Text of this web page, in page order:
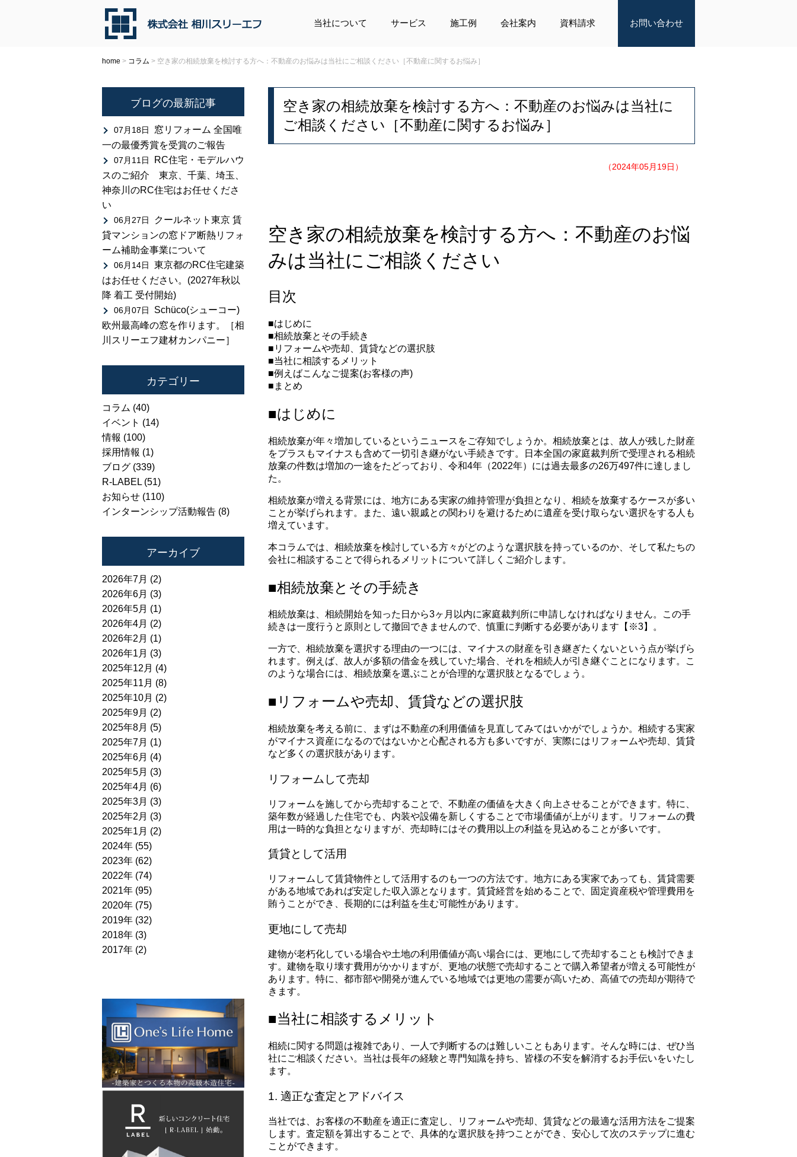
当社について サービス 施工例 会社案内 資料請求 お問い合わせ
home > コラム > 空き家の相続放棄を検討する方へ：不動産のお悩みは当社にご相談ください［不動産に関するお悩み］
空き家の相続放棄を検討する方へ：不動産のお悩みは当社に
ご相談ください［不動産に関するお悩み］
（2024年05月19日）
空き家の相続放棄を検討する方へ：不動産のお悩
みは当社にご相談ください
目次
■はじめに
■相続放棄とその手続き
■リフォームや売却、賃貸などの選択肢
■当社に相談するメリット
■例えばこんなご提案(お客様の声)
■まとめ
■はじめに
相続放棄が年々増加しているというニュースをご存知でしょうか。相続放棄とは、故人が残した財産
をプラスもマイナスも含めて一切引き継がない手続きです。日本全国の家庭裁判所で受理される相続
放棄の件数は増加の一途をたどっており、令和4年（2022年）には過去最多の26万497件に達しまし
た。
相続放棄が増える背景には、地方にある実家の維持管理が負担となり、相続を放棄するケースが多い
ことが挙げられます。また、遠い親戚との関わりを避けるために遺産を受け取らない選択をする人も
増えています。
本コラムでは、相続放棄を検討している方々がどのような選択肢を持っているのか、そして私たちの
会社に相談することで得られるメリットについて詳しくご紹介します。
■相続放棄とその手続き
相続放棄は、相続開始を知った日から3ヶ月以内に家庭裁判所に申請しなければなりません。この手
続きは一度行うと原則として撤回できませんので、慎重に判断する必要があります【※3】。
一方で、相続放棄を選択する理由の一つには、マイナスの財産を引き継ぎたくないという点が挙げら
れます。例えば、故人が多額の借金を残していた場合、それを相続人が引き継ぐことになります。こ
のような場合には、相続放棄を選ぶことが合理的な選択肢となるでしょう。
■リフォームや売却、賃貸などの選択肢
相続放棄を考える前に、まずは不動産の利用価値を見直してみてはいかがでしょうか。相続する実家
がマイナス資産になるのではないかと心配される方も多いですが、実際にはリフォームや売却、賃貸
など多くの選択肢があります。
リフォームして売却
リフォームを施してから売却することで、不動産の価値を大きく向上させることができます。特に、
築年数が経過した住宅でも、内装や設備を新しくすることで市場価値が上がります。リフォームの費
用は一時的な負担となりますが、売却時にはその費用以上の利益を見込めることが多いです。
賃貸として活用
リフォームして賃貸物件として活用するのも一つの方法です。地方にある実家であっても、賃貸需要
がある地域であれば安定した収入源となります。賃貸経営を始めることで、固定資産税や管理費用を
賄うことができ、長期的には利益を生む可能性があります。
更地にして売却
建物が老朽化している場合や土地の利用価値が高い場合には、更地にして売却することも検討できま
す。建物を取り壊す費用がかかりますが、更地の状態で売却することで購入希望者が増える可能性が
あります。特に、都市部や開発が進んでいる地域では更地の需要が高いため、高値での売却が期待で
きます。
■当社に相談するメリット
相続に関する問題は複雑であり、一人で判断するのは難しいこともあります。そんな時には、ぜひ当
社にご相談ください。当社は長年の経験と専門知識を持ち、皆様の不安を解消するお手伝いをいたし
ます。
1. 適正な査定とアドバイス
当社では、お客様の不動産を適正に査定し、リフォームや売却、賃貸などの最適な活用方法をご提案
します。査定額を算出することで、具体的な選択肢を持つことができ、安心して次のステップに進む
ことができます。
ブログの最新記事
07月18日
窓リフォーム 全国唯
一の最優秀賞を受賞のご報告
07月11日
RC住宅・モデルハウ
スのご紹介 東京、千葉、埼玉、
神奈川のRC住宅はお任せくださ
い
06月27日
クールネット東京 賃
貸マンションの窓ドア断熱リフォ
ーム補助金事業について
06月14日
東京都のRC住宅建築
はお任せください。(2027年秋以
降 着工 受付開始)
06月07日
Schüco(シューコー)
欧州最高峰の窓を作ります。［相
川スリーエフ建材カンパニー］
カテゴリー
コラム (40)
イベント (14)
情報 (100)
採用情報 (1)
ブログ (339)
R-LABEL (51)
お知らせ (110)
インターンシップ活動報告 (8)
アーカイブ
2026年7月 (2)
2026年6月 (3)
2026年5月 (1)
2026年4月 (2)
2026年2月 (1)
2026年1月 (3)
2025年12月 (4)
2025年11月 (8)
2025年10月 (2)
2025年9月 (2)
2025年8月 (5)
2025年7月 (1)
2025年6月 (4)
2025年5月 (3)
2025年4月 (6)
2025年3月 (3)
2025年2月 (3)
2025年1月 (2)
2024年 (55)
2023年 (62)
2022年 (74)
2021年 (95)
2020年 (75)
2019年 (32)
2018年 (3)
2017年 (2)